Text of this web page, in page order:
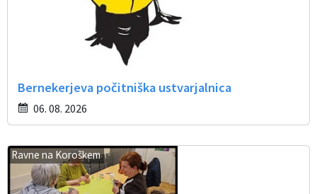
Bernekerjeva počitniška ustvarjalnica
06. 08. 2026
Ravne na Koroškem